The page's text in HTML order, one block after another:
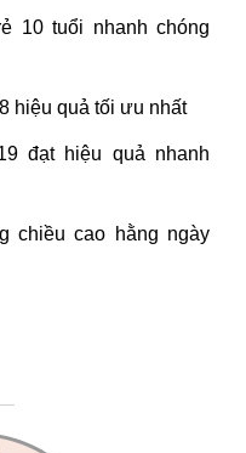
10 tuổi nhanh chóng
hiệu quả tối ưu nhất
đạt hiệu quả nhanh
chiều cao hằng ngày